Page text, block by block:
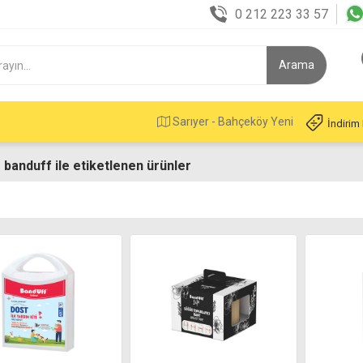
0 212 223 33 57
Sarıyer - Bahçeköy Yeni İndirim
banduff ile etiketlenen ürünler